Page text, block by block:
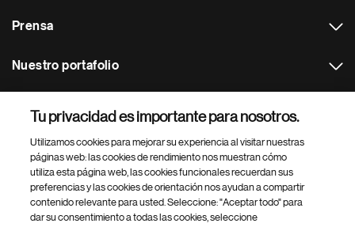
Prensa
Nuestro portafolio
Footer Site Search
Tu privacidad es importante para nosotros.
Utilizamos cookies para mejorar su experiencia al visitar nuestras
páginas web: las cookies de rendimiento nos muestran cómo
utiliza esta página web, las cookies funcionales recuerdan sus
preferencias y las cookies de orientación nos ayudan a compartir
contenido relevante para usted. Seleccione: "Aceptar todo" para
dar su consentimiento a todas las cookies, seleccione